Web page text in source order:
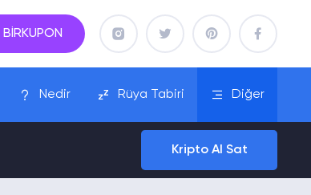
BİRKUPON
Nedir Rüya Tabiri Diğer
Kripto Al Sat